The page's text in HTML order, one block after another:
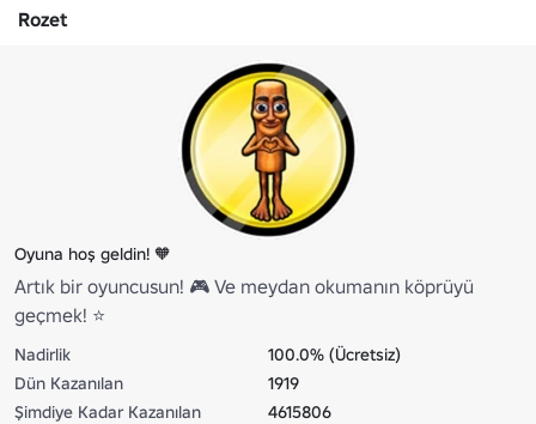
Rozet
Oyuna hoş geldin! 🧡
Artık bir oyuncusun! 🎮 Ve meydan okumanın köprüyü
geçmek! ⭐
Nadirlik
100.0% (Ücretsiz)
Dün Kazanılan
1919
Şimdiye Kadar Kazanılan
4615806